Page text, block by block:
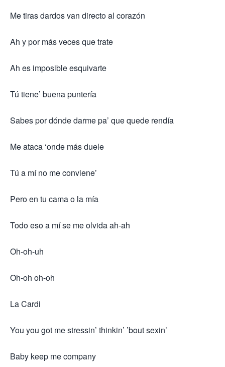
Me tiras dardos van directo al corazón
Ah y por más veces que trate
Ah es imposible esquivarte
Tú tiene’ buena puntería
Sabes por dónde darme pa’ que quede rendía
Me ataca ‘onde más duele
Tú a mí no me conviene’
Pero en tu cama o la mía
Todo eso a mí se me olvida ah-ah
Oh-oh-uh
Oh-oh oh-oh
La Cardi
You you got me stressin’ thinkin’ ’bout sexin’
Baby keep me company